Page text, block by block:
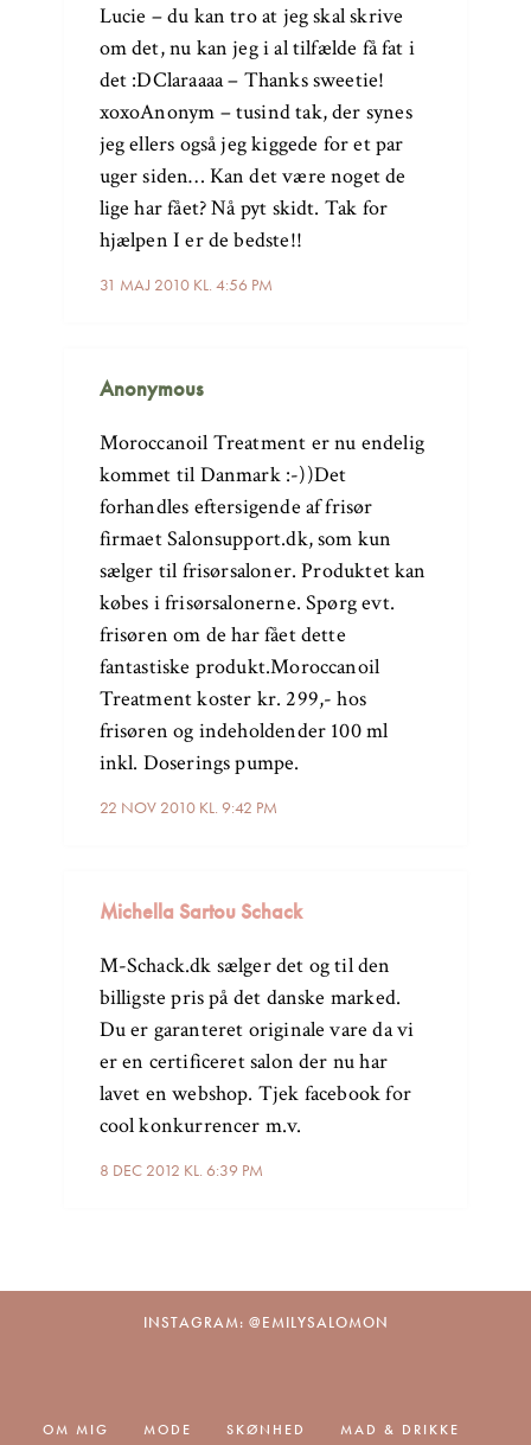
31 MAJ 2010 KL. 4:56 PM
Lucie – du kan tro at jeg skal skrive
om det, nu kan jeg i al tilfælde få fat i
det :DClaraaaa – Thanks sweetie!
xoxoAnonym – tusind tak, der synes
jeg ellers også jeg kiggede for et par
uger siden… Kan det være noget de
lige har fået? Nå pyt skidt. Tak for
hjælpen I er de bedste!!
Anonymous
22 NOV 2010 KL. 9:42 PM
Moroccanoil Treatment er nu endelig
kommet til Danmark :-))Det
forhandles eftersigende af frisør
firmaet Salonsupport.dk, som kun
sælger til frisørsaloner. Produktet kan
købes i frisørsalonerne. Spørg evt.
frisøren om de har fået dette
fantastiske produkt.Moroccanoil
Treatment koster kr. 299,- hos
frisøren og indeholdender 100 ml
inkl. Doserings pumpe.
Michella Sartou Schack
8 DEC 2012 KL. 6:39 PM
M-Schack.dk sælger det og til den
billigste pris på det danske marked.
Du er garanteret originale vare da vi
er en certificeret salon der nu har
lavet en webshop. Tjek facebook for
cool konkurrencer m.v.
INSTAGRAM: @EMILYSALOMON
OM MIG MODE SKØNHED MAD & DRIKKE